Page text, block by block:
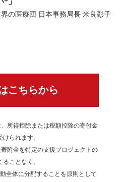
の医療団 日本事務局長 米良彰子
こちらから
所得控除または税額控除の寄付金
けられます。
附金を特定の支援プロジェクトの
ることなく、
全体に分配することを原則として